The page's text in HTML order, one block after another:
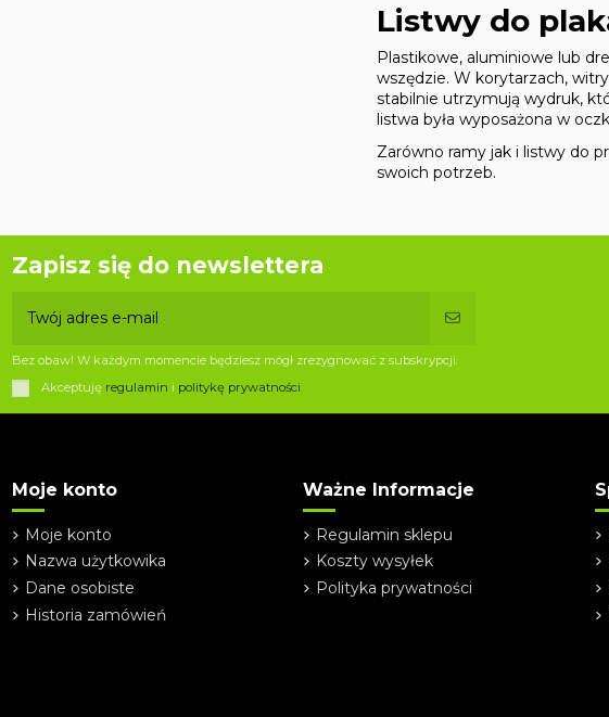
Listwy do
Plastikowe, aluminiowe lub
wszędzie. W korytarzach,
stabilnie utrzymują wydruk,
listwa była wyposażona w
Zarówno ramy jak i listwy do
swoich potrzeb.
Zapisz się do newslettera
Bez obaw! W każdym momencie będziesz mógł zrezygnować z subskrypcji.
Akceptuję regulamin i politykę prywatności
Moje konto
Moje konto
Nazwa użytkowika
Dane osobiste
Historia zamówień
Ważne Informacje
Regulamin sklepu
Koszty wysyłek
Polityka prywatności